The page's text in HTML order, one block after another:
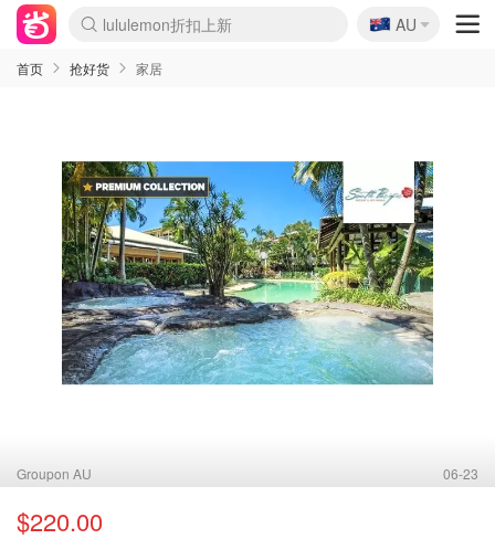
lululemon折扣上新
SSENSE年中2.5折
FreshBeauty好价汇总
Cettire降价+叠9折
WWS Coles超市实拍
viagogo二手票捡漏
Myer超级周末
The Outnet奢牌1折起
David Jones 3折起
Flannels大牌1折
Perfumes Club护肤1折
AMIRO面罩$251
Amazon折扣汇总
eToro入金$200送$50
Amazon数码好物
ICONIC本周7.5折
ThedoubleF高奢地板价
Moose Knuckles 6折
EUFY摄像头$98
Selenichast首饰2折
Trip机票酒店促销
YSL送5件彩妆礼
Amazon家居好物
Amazon美妆护肤
雅漾大喷$8
过敏原检测盒$33
科颜氏高保湿面霜$29
SEALIFE海洋馆门票6折
丝塔芙大白罐$16
订阅Newsletter送香薰
Cult Beauty 6.8折
Harrods圣诞日历$525
LN-CC奢牌私促3折
d'Alba空姐喷雾$16
EVE LOM套装£56
Bernardelli独家4折
Adore Beauty 6折起
CT圣诞日历
Mytheresa奢品2.7折
Luxury Escapes 9折
Currentbody美容仪$881
MOON Garden Live
Roborock扫地机$649
Tingo Life水杯$24
Valentino官网5折
CR洗护套装$23
修丽可4件套$159
Myer彩妆2件7折
GANNI官网4.5折
Stylevana韩妆4折
Tessabit高奢8.5折
OGX洗发水$11
Amazon阿德莱德次日达
卡诗8.5折+赠礼
Philips Hue灯具8折
🇦🇺
AU
首页 抢好货 家居
Groupon AU 06-23
$220.00